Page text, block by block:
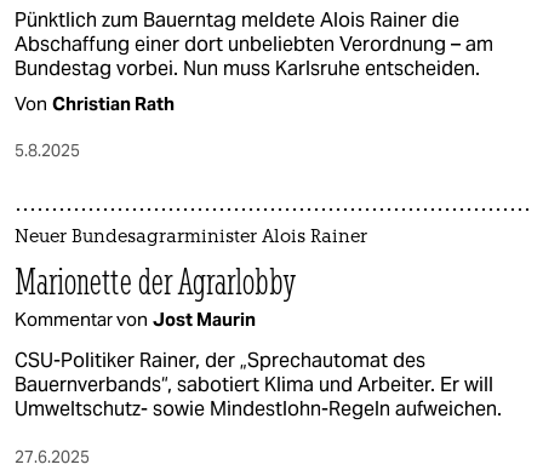
Pünktlich zum Bauerntag meldete Alois Rainer die
Abschaffung einer dort unbeliebten Verordnung – am
Bundestag vorbei. Nun muss Karlsruhe entscheiden.
Von Christian Rath
5.8.2025
Neuer Bundesagrarminister Alois Rainer
Marionette der Agrarlobby
Kommentar von Jost Maurin
CSU-Politiker Rainer, der „Sprechautomat des
Bauernverbands“, sabotiert Klima und Arbeiter. Er will
Umweltschutz- sowie Mindestlohn-Regeln aufweichen.
27.6.2025